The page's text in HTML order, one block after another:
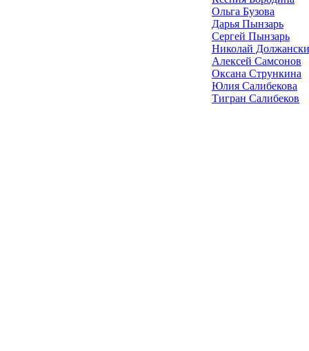
Ольга Бузова
Дарья Пынзарь
Сергей Пынзарь
Николай
Алексей Самсонов
Оксана Стрункина
Юлия Салибекова
Тигран Салибеков